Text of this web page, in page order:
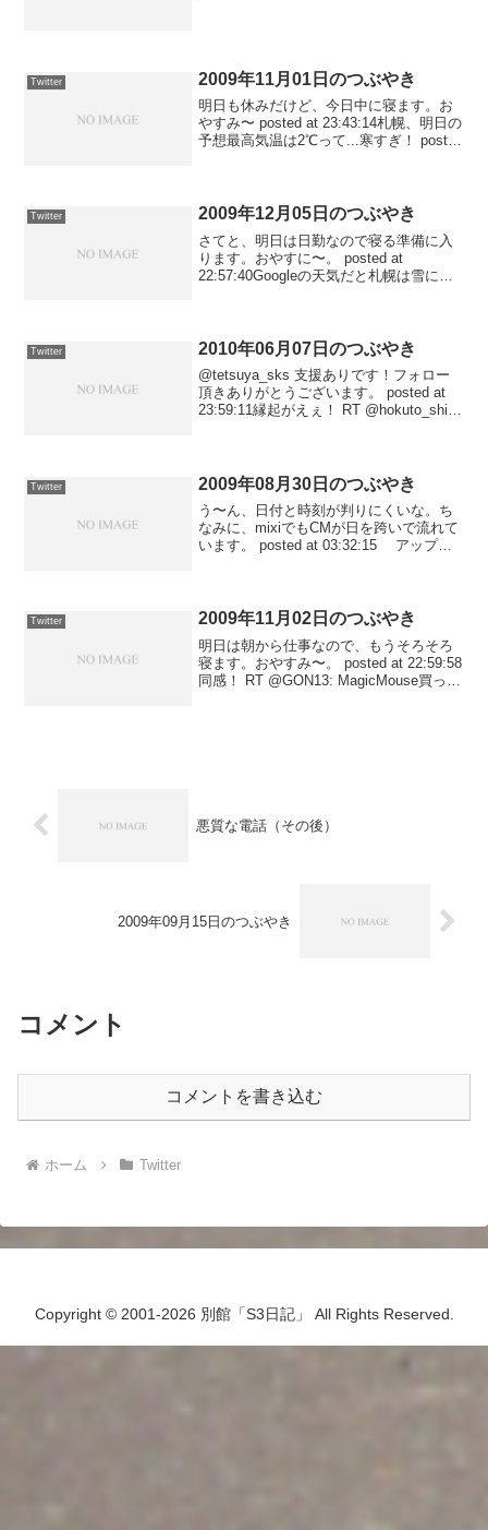
Twitter 2009年11月01日のつぶやき
明日も休みだけど、今日中に寝ます。お
やすみ〜 posted at 23:43:14札幌、明日の
予想最高気温は2℃って...寒すぎ！ posted
Twitter 2009年12月05日のつぶやき
さてと、明日は日勤なので寝る準備に入
ります。おやすに〜。 posted at
22:57:40Googleの天気だと札幌は雪にな
Twitter 2010年06月07日のつぶやき
@tetsuya_sks 支援ありです！フォロー
頂きありがとうございます。 posted at
23:59:11縁起がえぇ！ RT @hokuto_shi:
Twitter 2009年08月30日のつぶやき
う〜ん、日付と時刻が判りにくいな。ち
なみに、mixiでもCMが日を跨いで流れて
います。 posted at 03:32:15 アップし
Twitter 2009年11月02日のつぶやき
明日は朝から仕事なので、もうそろそろ
寝ます。おやすみ〜。 posted at 22:59:58
同感！ RT @GON13: MagicMouse買った
悪質な電話（その後）
2009年09月15日のつぶやき
コメント
コメントを書き込む
ホーム Twitter
Copyright © 2001-2026 別館「S3日記」 All Rights Reserved.